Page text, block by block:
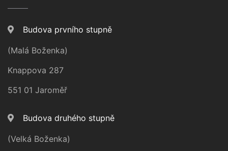
Budova prvního stupně
(Malá Boženka)
Knappova 287
551 01 Jaroměř
Budova druhého stupně
(Velká Boženka)